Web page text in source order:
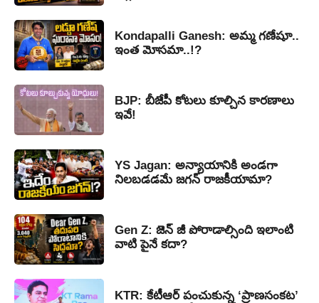
Kondapalli Ganesh: అమ్మ గణేషూ..
ఇంత మోసమా..!?
BJP: బీజేపీ కోటలు కూల్చిన కారణాలు
ఇవే!
YS Jagan: అన్యాయానికి అండగా
నిలబడడమే జగన్ రాజకీయామా?
Gen Z: జెన్ జీ పోరాడాల్సింది ఇలాంటి
వాటి పైనే కదా?
KTR: కేటీఆర్ పంచుకున్న ‘ప్రాణసంకట’